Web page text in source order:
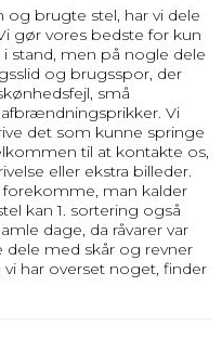
brugte stel, har vi dele
gør vores bedste for kun
stand, men på nogle dele
og brugsspor, der
små
Vi
det som kunne springe
til at kontakte os,
eller ekstra billeder.
man kalder
kan 1. sortering også
dage, da råvarer var
dele med skår og revner
har overset noget, finder